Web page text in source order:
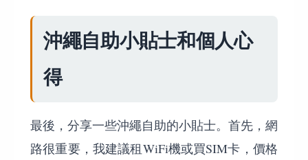
沖繩自助小貼士和個人心
得
最後，分享一些沖繩自助的小貼士。首先，網
路很重要，我建議租WiFi機或買SIM卡，價格